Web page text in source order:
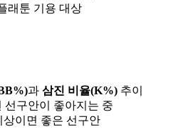
래툰 기용 대상
과 삼진 비율(K%) 추이
선구안이 좋아지는 중
이면 좋은 선구안